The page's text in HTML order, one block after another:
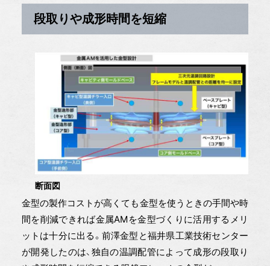
段取りや成形時間を短縮
断面図
金型の製作コストが高くても金型を使うときの手間や時
間を削減できれば金属AMを金型づくりに活用するメリ
ットは十分に出る。前澤金型と福井県工業技術センター
が開発したのは、独自の温調配管によって成形の段取り